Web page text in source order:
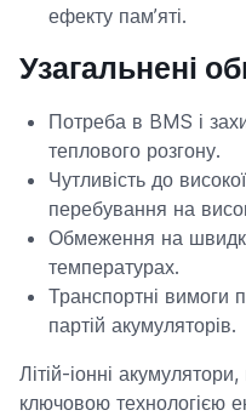
ефекту пам’яті.
Узагальнені
Потреба в BMS і
теплового розгону.
Чутливість до
перебування на
Обмеження на
температурах.
Транспортні вимоги
партій акумуляторів.
Літій-іонні
ключовою технологією